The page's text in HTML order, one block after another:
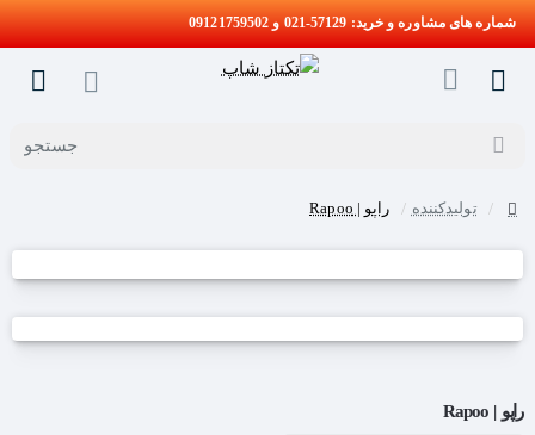
شماره های مشاوره و خرید: 57129-021 و 09121759502
جستجو
تولیدکننده راپو | Rapoo
راپو | Rapoo